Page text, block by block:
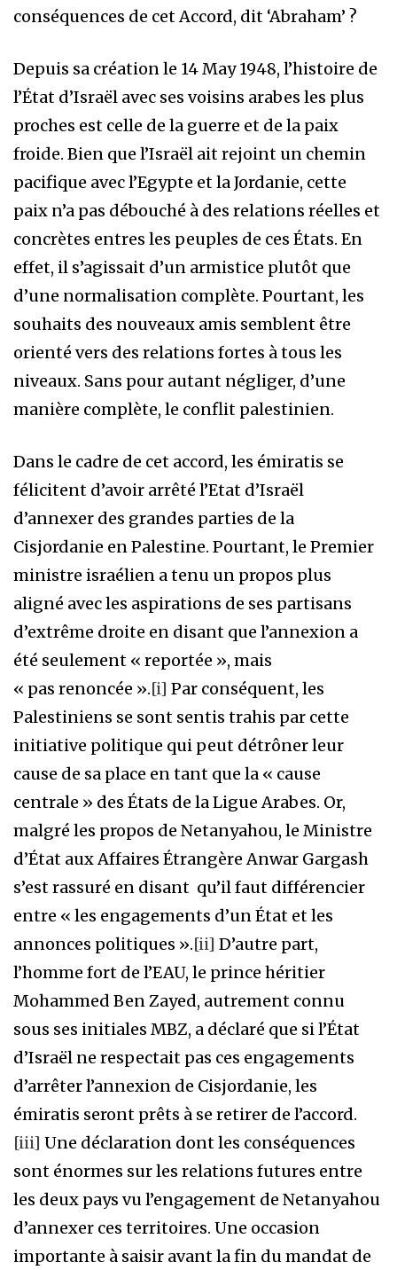
conséquences de cet Accord, dit ‘Abraham’ ?
Depuis sa création le 14 May 1948, l’histoire de
l’État d’Israël avec ses voisins arabes les plus
proches est celle de la guerre et de la paix
froide. Bien que l’Israël ait rejoint un chemin
pacifique avec l’Egypte et la Jordanie, cette
paix n’a pas débouché à des relations réelles et
concrètes entres les peuples de ces États. En
effet, il s’agissait d’un armistice plutôt que
d’une normalisation complète. Pourtant, les
souhaits des nouveaux amis semblent être
orienté vers des relations fortes à tous les
niveaux. Sans pour autant négliger, d’une
manière complète, le conflit palestinien.
Dans le cadre de cet accord, les émiratis se
félicitent d’avoir arrêté l’Etat d’Israël
d’annexer des grandes parties de la
Cisjordanie en Palestine. Pourtant, le Premier
ministre israélien a tenu un propos plus
aligné avec les aspirations de ses partisans
d’extrême droite en disant que l’annexion a
été seulement « reportée », mais
« pas renoncée ».[i] Par conséquent, les
Palestiniens se sont sentis trahis par cette
initiative politique qui peut détrôner leur
cause de sa place en tant que la « cause
centrale » des États de la Ligue Arabes. Or,
malgré les propos de Netanyahou, le Ministre
d’État aux Affaires Étrangère Anwar Gargash
s’est rassuré en disant qu’il faut différencier
entre « les engagements d’un État et les
annonces politiques ».[ii] D’autre part,
l’homme fort de l’EAU, le prince héritier
Mohammed Ben Zayed, autrement connu
sous ses initiales MBZ, a déclaré que si l’État
d’Israël ne respectait pas ces engagements
d’arrêter l’annexion de Cisjordanie, les
émiratis seront prêts à se retirer de l’accord.
[iii] Une déclaration dont les conséquences
sont énormes sur les relations futures entre
les deux pays vu l’engagement de Netanyahou
d’annexer ces territoires. Une occasion
importante à saisir avant la fin du mandat de